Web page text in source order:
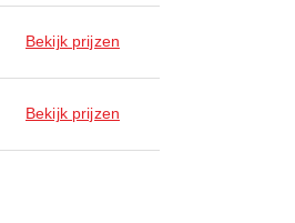
Bekijk prijzen
Bekijk prijzen